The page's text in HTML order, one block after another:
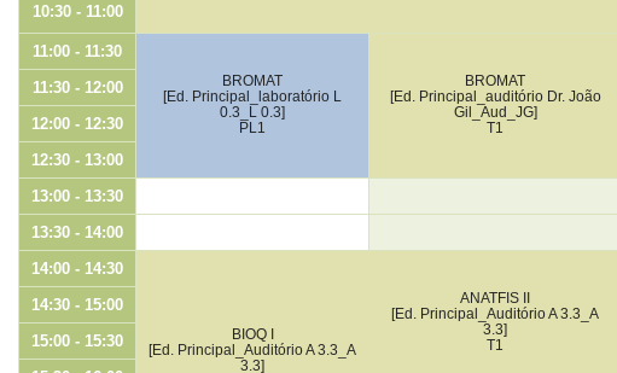
10:30 - 11:00
11:00 - 11:30
BROMAT
[Ed. Principal_laboratório L
0.3_L 0.3]
PL1
BROMAT
[Ed. Principal_auditório Dr. João
Gil_Aud_JG]
T1
11:30 - 12:00
12:00 - 12:30
12:30 - 13:00
13:00 - 13:30
13:30 - 14:00
14:00 - 14:30
BIOQ I
[Ed. Principal_Auditório A 3.3_A
3.3]
ANATFIS II
[Ed. Principal_Auditório A 3.3_A
3.3]
T1
14:30 - 15:00
15:00 - 15:30